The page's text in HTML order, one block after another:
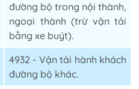
đường bộ trong nội thành,
ngoại thành (trừ vận tải
bằng xe buýt).
4932 - Vận tải hành khách
đường bộ khác.